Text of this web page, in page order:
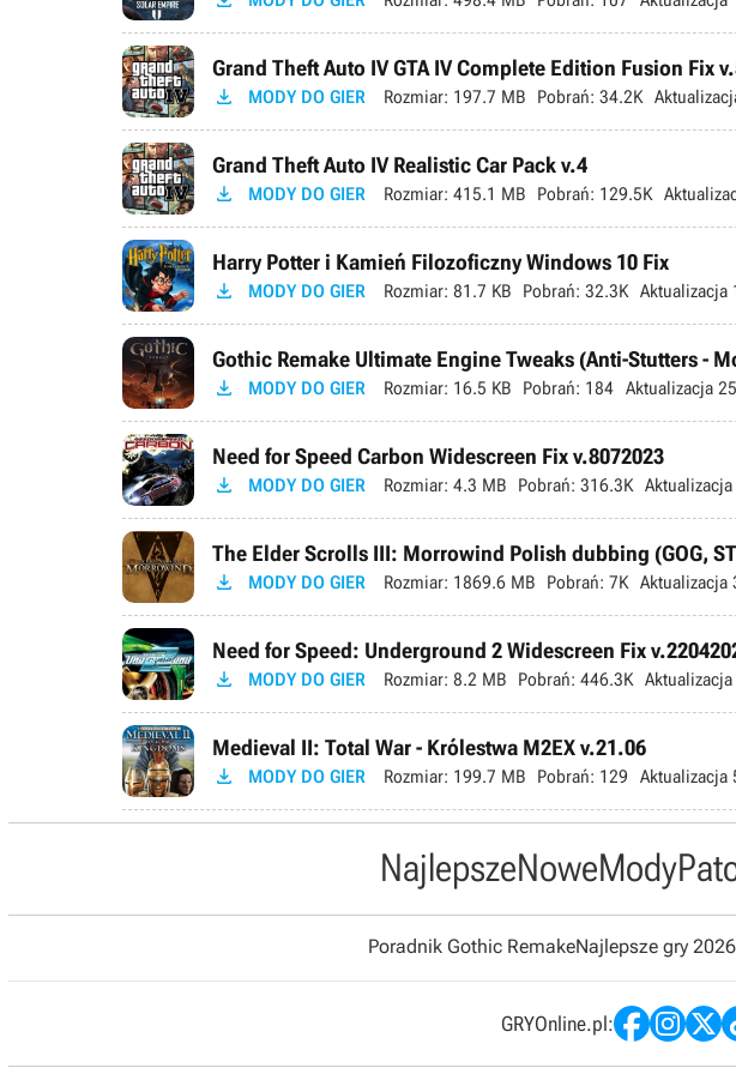
Grand Theft Auto IV GTA IV Complete Edition Fusion Fix
 MODY DO GIER Rozmiar: 197.7 MB Pobrań: 34.2K
Grand Theft Auto IV Realistic Car Pack v.4
 MODY DO GIER Rozmiar: 415.1 MB Pobrań: 129.5K
Harry Potter i Kamień Filozoficzny Windows 10 Fix
 MODY DO GIER Rozmiar: 81.7 KB Pobrań: 32.3K Aktualizacja
Gothic Remake Ultimate Engine Tweaks (Anti-Stutters -
 MODY DO GIER Rozmiar: 16.5 KB Pobrań: 184 Aktualizacja
Need for Speed Carbon Widescreen Fix v.8072023
 MODY DO GIER Rozmiar: 4.3 MB Pobrań: 316.3K Aktualizacja
The Elder Scrolls III: Morrowind Polish dubbing (GOG,
 MODY DO GIER Rozmiar: 1869.6 MB Pobrań: 7K Aktualizacja
Need for Speed: Underground 2 Widescreen Fix
 MODY DO GIER Rozmiar: 8.2 MB Pobrań: 446.3K Aktualizacja
Medieval II: Total War - Królestwa M2EX v.21.06
 MODY DO GIER Rozmiar: 199.7 MB Pobrań: 129 Aktualizacja
NajlepszeNoweMody
Poradnik Gothic RemakeNajlepsze gry
GRYOnline.pl: